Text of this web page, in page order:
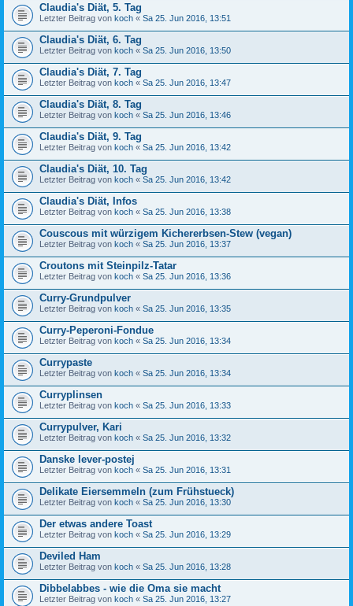
Claudia's Diät, 5. Tag
Letzter Beitrag von koch « Sa 25. Jun 2016, 13:51
Claudia's Diät, 6. Tag
Letzter Beitrag von koch « Sa 25. Jun 2016, 13:50
Claudia's Diät, 7. Tag
Letzter Beitrag von koch « Sa 25. Jun 2016, 13:47
Claudia's Diät, 8. Tag
Letzter Beitrag von koch « Sa 25. Jun 2016, 13:46
Claudia's Diät, 9. Tag
Letzter Beitrag von koch « Sa 25. Jun 2016, 13:42
Claudia's Diät, 10. Tag
Letzter Beitrag von koch « Sa 25. Jun 2016, 13:42
Claudia's Diät, Infos
Letzter Beitrag von koch « Sa 25. Jun 2016, 13:38
Couscous mit würzigem Kichererbsen-Stew (vegan)
Letzter Beitrag von koch « Sa 25. Jun 2016, 13:37
Croutons mit Steinpilz-Tatar
Letzter Beitrag von koch « Sa 25. Jun 2016, 13:36
Curry-Grundpulver
Letzter Beitrag von koch « Sa 25. Jun 2016, 13:35
Curry-Peperoni-Fondue
Letzter Beitrag von koch « Sa 25. Jun 2016, 13:34
Currypaste
Letzter Beitrag von koch « Sa 25. Jun 2016, 13:34
Curryplinsen
Letzter Beitrag von koch « Sa 25. Jun 2016, 13:33
Currypulver, Kari
Letzter Beitrag von koch « Sa 25. Jun 2016, 13:32
Danske lever-postej
Letzter Beitrag von koch « Sa 25. Jun 2016, 13:31
Delikate Eiersemmeln (zum Frühstueck)
Letzter Beitrag von koch « Sa 25. Jun 2016, 13:30
Der etwas andere Toast
Letzter Beitrag von koch « Sa 25. Jun 2016, 13:29
Deviled Ham
Letzter Beitrag von koch « Sa 25. Jun 2016, 13:28
Dibbelabbes - wie die Oma sie macht
Letzter Beitrag von koch « Sa 25. Jun 2016, 13:27